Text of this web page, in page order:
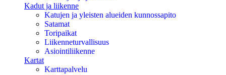
Kadut ja liikenne
Katujen ja yleisten alueiden kunnossapito
Satamat
Toripaikat
Liikenneturvallisuus
Asiointiliikenne
Kartat
Karttapalvelu